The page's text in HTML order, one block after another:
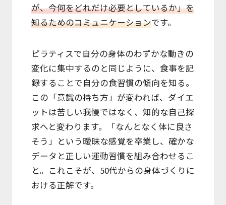
が、今何をどれだけ必要としているか」を
知るためのコミュニケーションです。
ピラティスで自分の身体のわずかな動きの
変化に集中するのと同じように、食事を記
録することで自分の食習慣の傾向を知る。
この「意識の持ち方」が変われば、ダイエ
ットは苦しい我慢ではなく、知的な自己探
求へと変わります。「なんとなく体に良さ
そう」という曖昧な感覚を卒業し、確かな
データと正しい運動習慣を組み合わせるこ
と。これこそが、50代からの身体づくりに
おける正解です。